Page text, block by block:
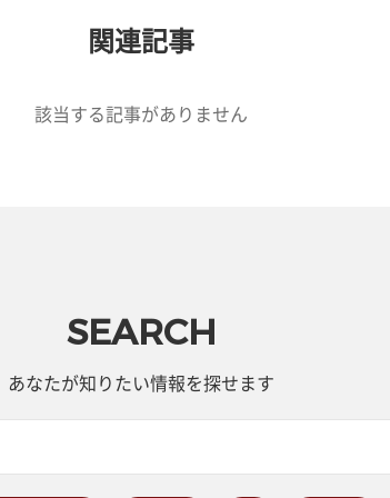
関連記事
該当する記事がありません
SEARCH
あなたが知りたい情報を探せます